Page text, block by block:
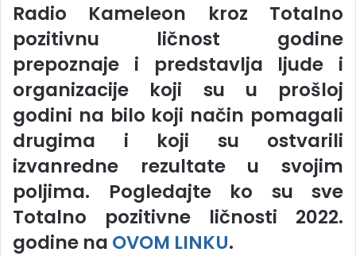
Radio Kameleon kroz Totalno
pozitivnu ličnost godine
prepoznaje i predstavlja ljude i
organizacije koji su u prošloj
godini na bilo koji način pomagali
drugima i koji su ostvarili
izvanredne rezultate u svojim
poljima. Pogledajte ko su sve
Totalno pozitivne ličnosti 2022.
godine na OVOM LINKU.